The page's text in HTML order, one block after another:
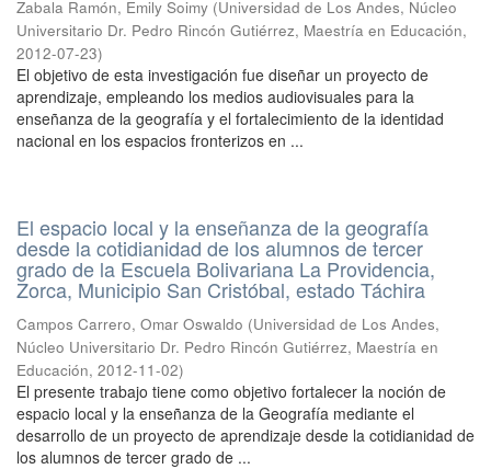
Zabala Ramón, Emily Soimy (Universidad de Los Andes, Núcleo
Universitario Dr. Pedro Rincón Gutiérrez, Maestría en Educación,
2012-07-23)
El objetivo de esta investigación fue diseñar un proyecto de
aprendizaje, empleando los medios audiovisuales para la
enseñanza de la geografía y el fortalecimiento de la identidad
nacional en los espacios fronterizos en ...
El espacio local y la enseñanza de la geografía
desde la cotidianidad de los alumnos de tercer
grado de la Escuela Bolivariana La Providencia,
Zorca, Municipio San Cristóbal, estado Táchira
Campos Carrero, Omar Oswaldo (Universidad de Los Andes,
Núcleo Universitario Dr. Pedro Rincón Gutiérrez, Maestría en
Educación, 2012-11-02)
El presente trabajo tiene como objetivo fortalecer la noción de
espacio local y la enseñanza de la Geografía mediante el
desarrollo de un proyecto de aprendizaje desde la cotidianidad de
los alumnos de tercer grado de ...